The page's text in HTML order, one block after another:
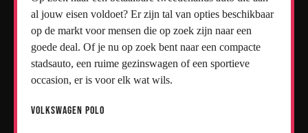
al jouw eisen voldoet? Er zijn tal van opties beschikbaar
op de markt voor mensen die op zoek zijn naar een
goede deal. Of je nu op zoek bent naar een compacte
stadsauto, een ruime gezinswagen of een sportieve
occasion, er is voor elk wat wils.
Volkswagen Polo